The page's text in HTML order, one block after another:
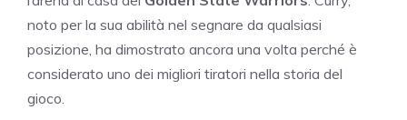
noto per la sua abilità nel segnare da qualsiasi
posizione, ha dimostrato ancora una volta perché è
considerato uno dei migliori tiratori nella storia del
gioco.